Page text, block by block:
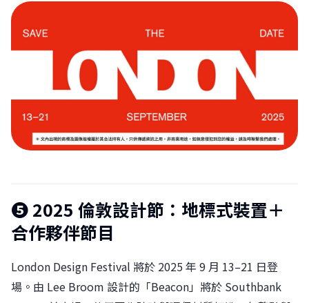
❺2025 倫敦設計節：地標式裝置＋
合作夥伴節目
London Design Festival 將於 2025 年 9 月 13–21 日登
場。由 Lee Broom 設計的「Beacon」將於 Southbank